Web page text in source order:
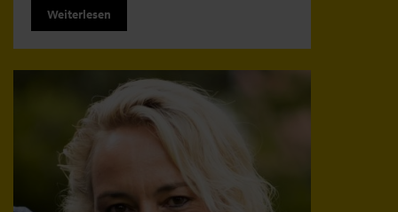
Weiterlesen